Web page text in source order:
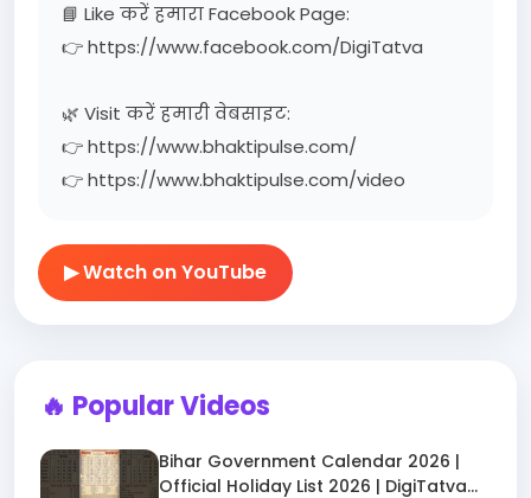
📘 Like करें हमारा Facebook Page:
👉 https://www.facebook.com/DigiTatva
🌿 Visit करें हमारी वेबसाइट:
👉 https://www.bhaktipulse.com/
👉 https://www.bhaktipulse.com/video
▶ Watch on YouTube
🔥 Popular Videos
Bihar Government Calendar 2026 |
Official Holiday List 2026 | DigiTatva